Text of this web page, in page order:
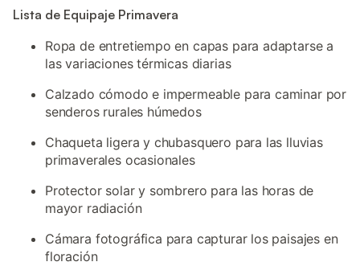
Lista de Equipaje Primavera
Ropa de entretiempo en capas para adaptarse a
las variaciones térmicas diarias
Calzado cómodo e impermeable para caminar por
senderos rurales húmedos
Chaqueta ligera y chubasquero para las lluvias
primaverales ocasionales
Protector solar y sombrero para las horas de
mayor radiación
Cámara fotográfica para capturar los paisajes en
floración